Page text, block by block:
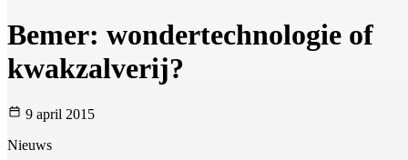
Bemer: wondertechnologie of
kwakzalverij?
9 april 2015
Nieuws